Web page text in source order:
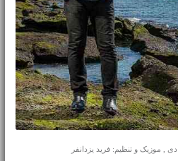
, موزیک و تنظیم: فرید یزدانفر